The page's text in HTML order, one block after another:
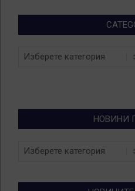
Categories
НОВИНИ
Новини